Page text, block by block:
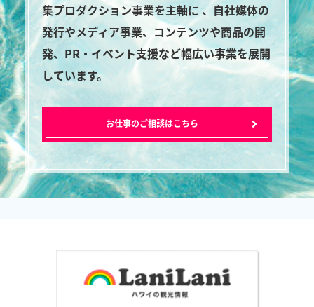
集プロダクション事業を主軸に 、自社媒体の
発行やメディア事業、コンテンツや商品の開
発、PR・イベント支援など幅広い事業を展開
しています。
お仕事のご相談はこちら